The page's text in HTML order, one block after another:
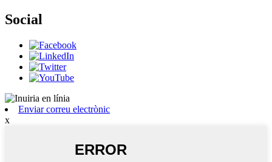
Social
Enviar correu electrònic
x